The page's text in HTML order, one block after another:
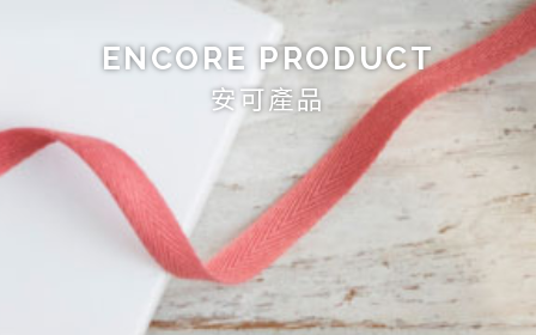
ENCORE PRODUCT
安可產品